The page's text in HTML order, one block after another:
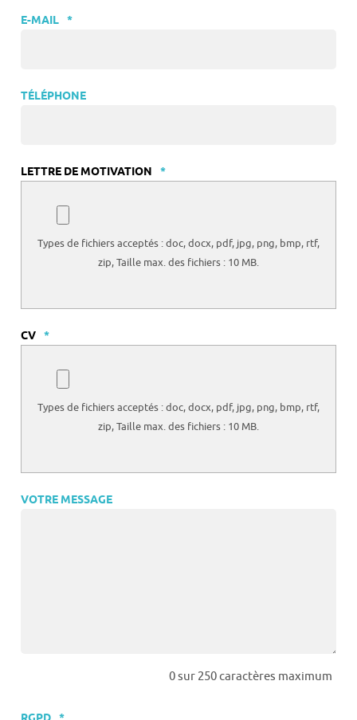
E-MAIL *
TÉLÉPHONE
LETTRE DE MOTIVATION *
Types de fichiers acceptés : doc, docx, pdf, jpg, png, bmp, rtf,
zip, Taille max. des fichiers : 10 MB.
CV *
Types de fichiers acceptés : doc, docx, pdf, jpg, png, bmp, rtf,
zip, Taille max. des fichiers : 10 MB.
VOTRE MESSAGE
0 sur 250 caractères maximum